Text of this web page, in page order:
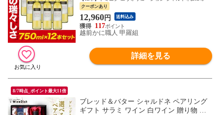
クーポンあり
12,960円 送料込み
117
越前かに職人 甲羅組
詳細を見る
8/7時点_ポイント最大11倍
ブレッド＆バター シャルドネ ペアリング
ギフト サラミ ワイン 白ワイン 贈り物 化